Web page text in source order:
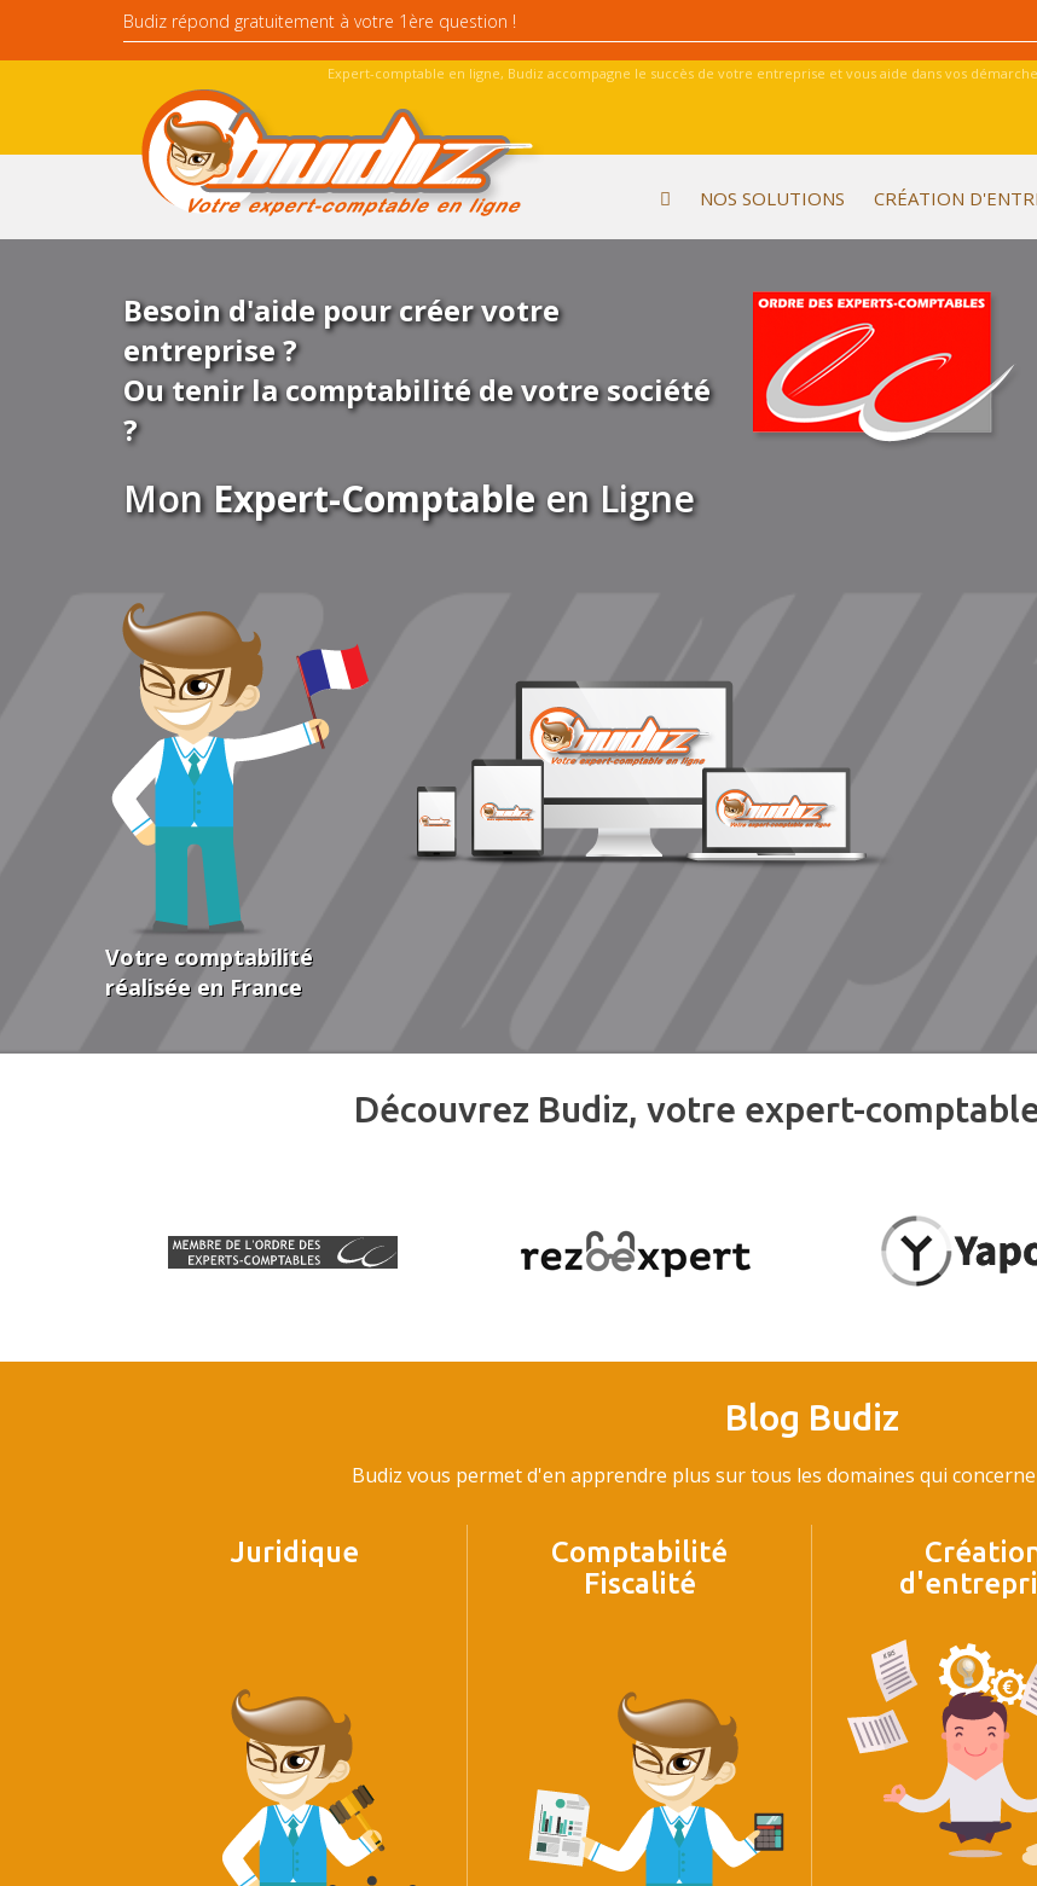
Expert-comptable en ligne, Budiz accompagne le succès de votre entreprise et vous aide dans vos
NOS SOLUTIONS CRÉATION
Besoin d'aide pour créer votre
entreprise ?
Ou tenir la comptabilité de votre société
?
Mon Expert-Comptableen Ligne
Votre comptabilité
réalisée en France
Découvrez Budiz, votre expert-
Blog Budiz
Budiz vous permet d'en apprendre plus sur tous les domaines qui
Juridique
Comptabilité
Fiscalité